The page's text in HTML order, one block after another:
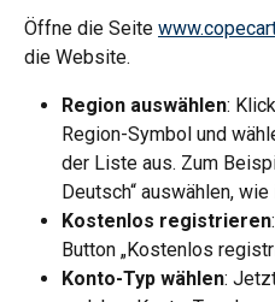
Öffne die Seite
die Website.
Region auswählen:
Region-Symbol und
der Liste aus. Zum
Deutsch“ auswählen,
Kostenlos registrieren
Button „Kostenlos
Konto-Typ wählen: